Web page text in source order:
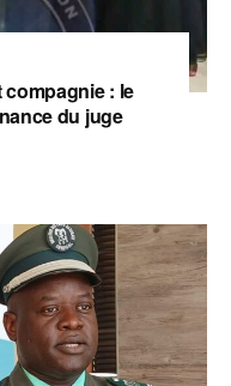
compagnie : le
du juge